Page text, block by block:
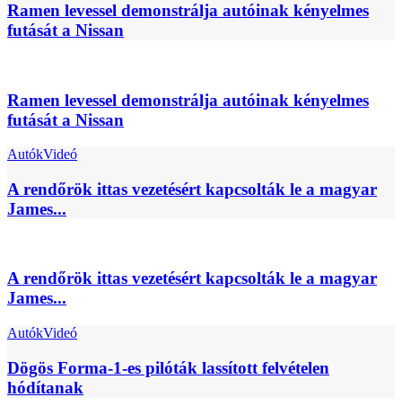
Ramen levessel demonstrálja autóinak kényelmes
futását a Nissan
Ramen levessel demonstrálja autóinak kényelmes
futását a Nissan
AutókVideó
A rendőrök ittas vezetésért kapcsolták le a magyar
James...
A rendőrök ittas vezetésért kapcsolták le a magyar
James...
AutókVideó
Dögös Forma-1-es pilóták lassított felvételen
hódítanak